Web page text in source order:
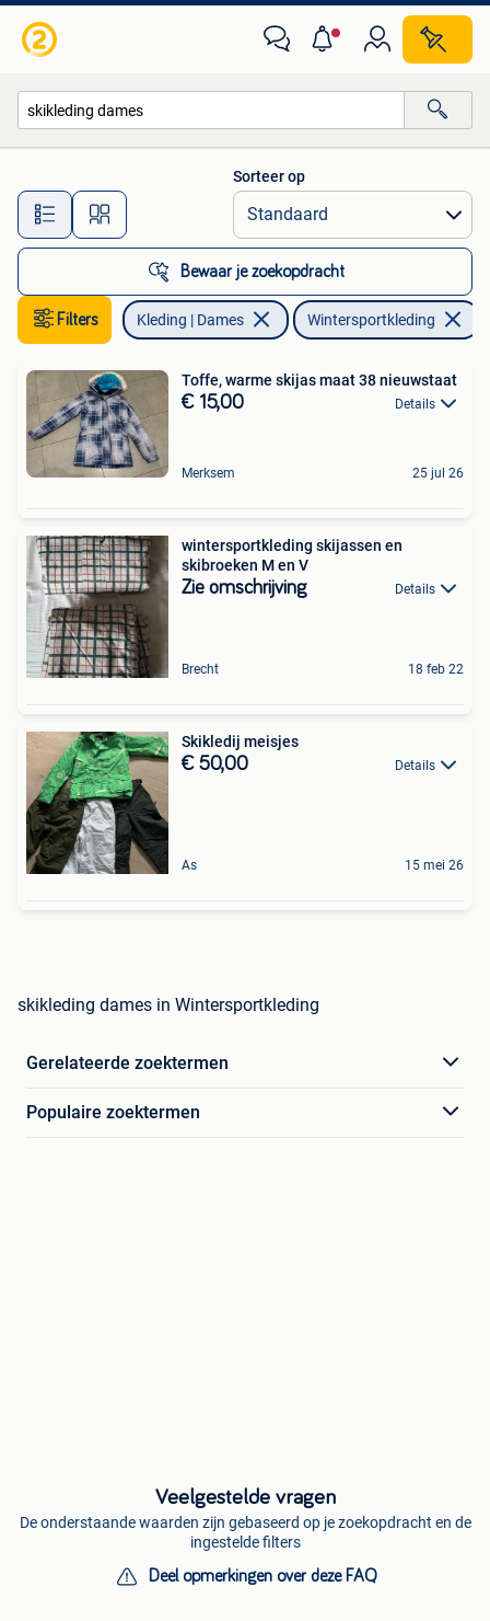
Alle afstanden…
Sorteer op
Bewaar je zoekopdracht
Filters Kleding | Dames Wintersportkleding
Toffe, warme skijas maat 38 nieuwstaat
€ 15,00 Details
Merksem 25 jul 26
wintersportkleding skijassen en
skibroeken M en V
Zie omschrijving Details
Brecht 18 feb 22
Skikledij meisjes
€ 50,00 Details
As 15 mei 26
skikleding dames in Wintersportkleding
Gerelateerde zoektermen
Populaire zoektermen
Veelgestelde vragen
De onderstaande waarden zijn gebaseerd op je zoekopdracht en de
ingestelde filters
Deel opmerkingen over deze FAQ